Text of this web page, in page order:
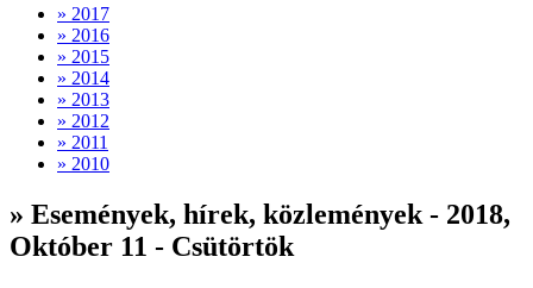
» 2017
» 2016
» 2015
» 2014
» 2013
» 2012
» 2011
» 2010
» Események, hírek, közlemények - 2018,
Október 11 - Csütörtök